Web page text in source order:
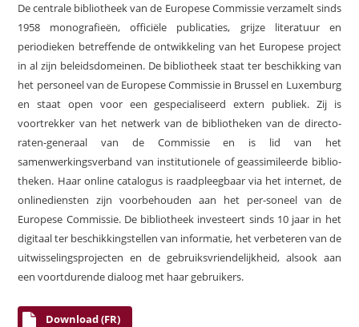
De centrale bibliotheek van de Europese Commissie verzamelt sinds
1958 monografieën, officiële publicaties, grijze literatuur en
periodieken betreffende de ontwikkeling van het Europese project
in al zijn beleidsdomeinen. De bibliotheek staat ter beschikking van
het personeel van de Europese Commissie in Brussel en Luxemburg
en staat open voor een gespecialiseerd extern publiek. Zij is
voortrekker van het netwerk van de bibliotheken van de directo-
raten-generaal van de Commissie en is lid van het
samenwerkingsverband van institutionele of geassimileerde biblio-
theken. Haar online catalogus is raadpleegbaar via het internet, de
onlinediensten zijn voorbehouden aan het per-soneel van de
Europese Commissie. De bibliotheek investeert sinds 10 jaar in het
digitaal ter beschikkingstellen van informatie, het verbeteren van de
uitwisselingsprojecten en de gebruiksvriendelijkheid, alsook aan
een voortdurende dialoog met haar gebruikers.
Download (FR)